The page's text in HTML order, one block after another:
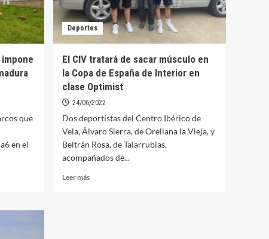
que
en el
Deportes
El CIV tratará de sacar músculo en
la Copa de España de Interior en
clase Optimist
24/06/2022
Dos deportistas del Centro Ibérico de
Vela, Álvaro Sierra, de Orellana la Vieja, y
Beltrán Rosa, de Talarrubias,
acompañados de...
Leer másLeer